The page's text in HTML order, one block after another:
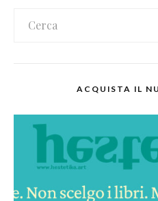
ACQUISTA IL